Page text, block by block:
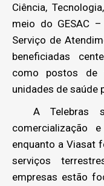
Ciência,
meio do GESAC
Serviço de
beneficiadas
como postos de
unidades de saúde
A Telebras
comercialização
enquanto a Viasat
serviços
empresas estão